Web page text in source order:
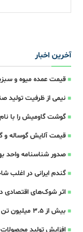
آخرین اخبار
قیمت عمده میوه و
نیمی از ظرفیت تولید
گوشت گاومیش را با
قیمت آلایش گوساله و
صدور شناسنامه واحد
گندم ایرانی در اغلب
اثر شوک‌های اقتصادی در زنجیره
بیش از ۳.۵ میلیون تن کالا با اجرای «تقدم قبض انبار» وارد کشور شد